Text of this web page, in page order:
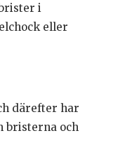
i
eller
därefter har
bristerna och